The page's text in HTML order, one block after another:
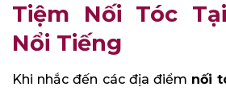
Tiệm Nối Tóc
Nổi Tiếng
Khi nhắc đến các địa điểm nối